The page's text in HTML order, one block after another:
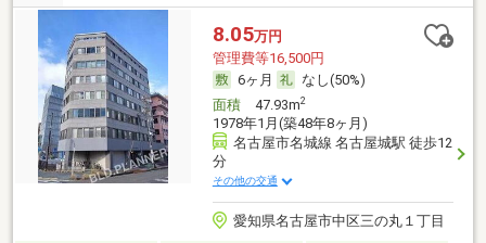
8.05万円
管理費等16,500円
6ヶ月
なし(50%)
面積47.93m2
1978年1月(築48年8ヶ月)
名古屋市名城線 名古屋城駅 徒歩12
分
その他の交通
愛知県名古屋市中区三の丸１丁目